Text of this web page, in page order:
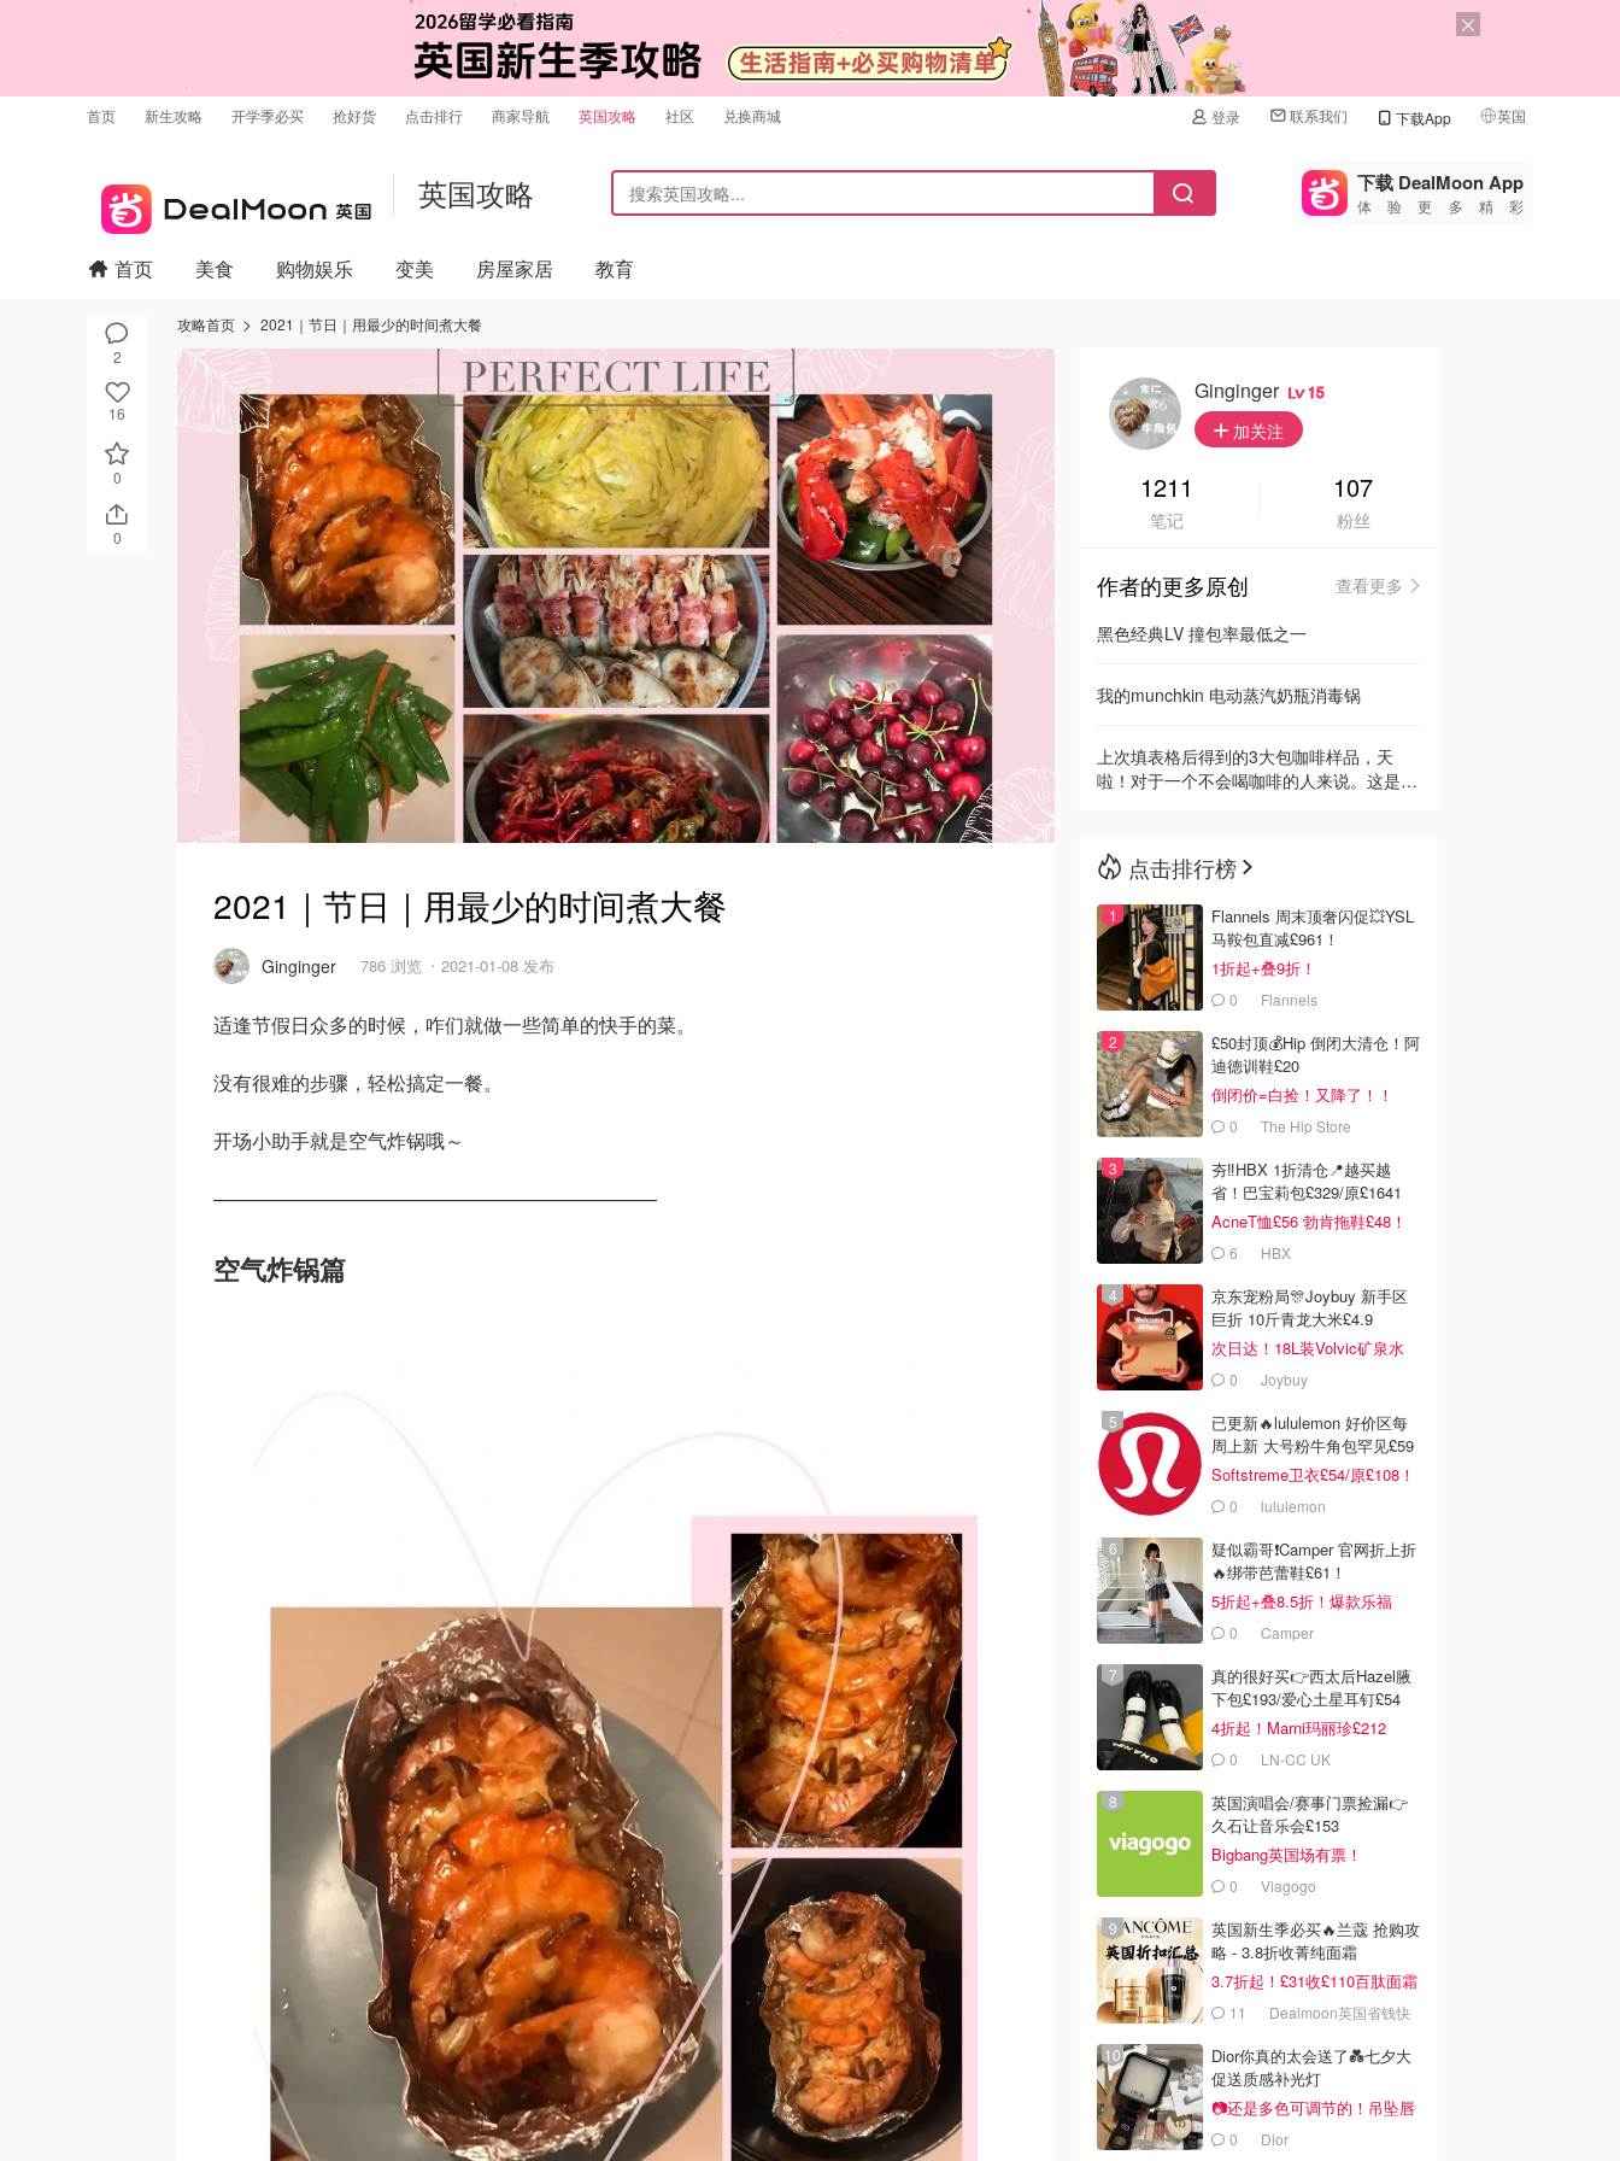
首页 新生攻略 开学季必买 抢好货 点击排行 商家导航 英国攻略 社区 兑换商城 登录 联系我们 下载App 英国
🇺🇸
🇨🇳 中国
🇮🇹
🇦🇺
🇳🇿新西兰
英国攻略 下载 DealMoon App
体验更多精彩
2
16
0
0
首页 美食 购物娱乐 变美 房屋家居 教育
攻略首页 2021｜节日｜用最少的时间煮大餐
2021｜节日｜用最少的时间煮大餐
Ginginger 786 浏览 2021-01-08 发布
适逢节假日众多的时候，咋们就做一些简单的快手的菜。
没有很难的步骤，轻松搞定一餐。
开场小助手就是空气炸锅哦～
———————————————————————
空气炸锅篇
Ginginger 15
加关注
1211
笔记
107
粉丝
作者的更多原创
查看更多
黑色经典LV 撞包率最低之一
我的munchkin 电动蒸汽奶瓶消毒锅
上次填表格后得到的3大包咖啡样品，天
啦！对于一个不会喝咖啡的人来说。这是什
点击排行榜
Flannels 周末顶奢闪促💥YSL
马鞍包直减£961！
1折起+叠9折！
0 Flannels
£50封顶💰Hip 倒闭大清仓！阿
迪德训鞋£20
倒闭价=白捡！又降了！！
0 The Hip Store
夯‼️HBX 1折清仓📍越买越
省！巴宝莉包£329/原£1641
AcneT恤£56 勃肯拖鞋£48！
6 HBX
京东宠粉局🎊Joybuy 新手区
巨折 10斤青龙大米£4.9
次日达！18L装Volvic矿泉水
£110 Joybuy
已更新🔥lululemon 好价区每
周上新 大号粉牛角包罕见£59
Softstreme卫衣£54/原£108！
0 lululemon
疑似霸哥❗️Camper 官网折上折
🔥绑带芭蕾鞋£61！
5折起+叠8.5折！爆款乐福
£68！
0 Camper
真的很好买👉西太后Hazel腋
下包£193/爱心土星耳钉£54
4折起！Marni玛丽珍£212
0 LN-CC UK
英国演唱会/赛事门票捡漏👉
久石让音乐会£153
Bigbang英国场有票！
0 Viagogo
英国新生季必买🔥兰蔻 抢购攻
略 - 3.8折收菁纯面霜
3.7折起！£31收£110百肽面霜
套装
11
Dealmoon英国省钱快
Dior你真的太会送了💑七夕大
促送质感补光灯
📷还是多色可调节的！吊坠唇
蜜£33
0 Dior